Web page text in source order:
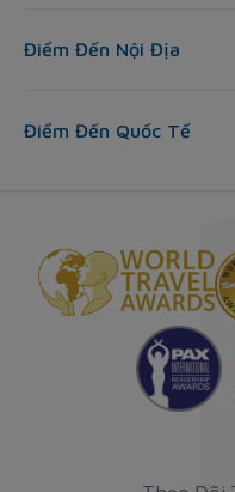
Điểm Đến Nội Địa
Điểm Đến Quốc Tế